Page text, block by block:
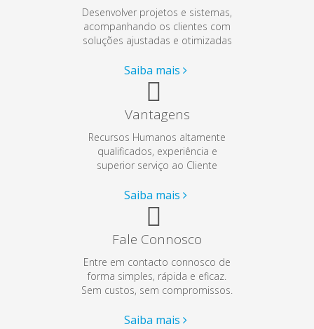
Desenvolver projetos e sistemas,
acompanhando os clientes com
soluções ajustadas e otimizadas
Saiba mais
Vantagens
Recursos Humanos altamente
qualificados, experiência e
superior serviço ao Cliente
Saiba mais
Fale Connosco
Entre em contacto connosco de
forma simples, rápida e eficaz.
Sem custos, sem compromissos.
Saiba mais